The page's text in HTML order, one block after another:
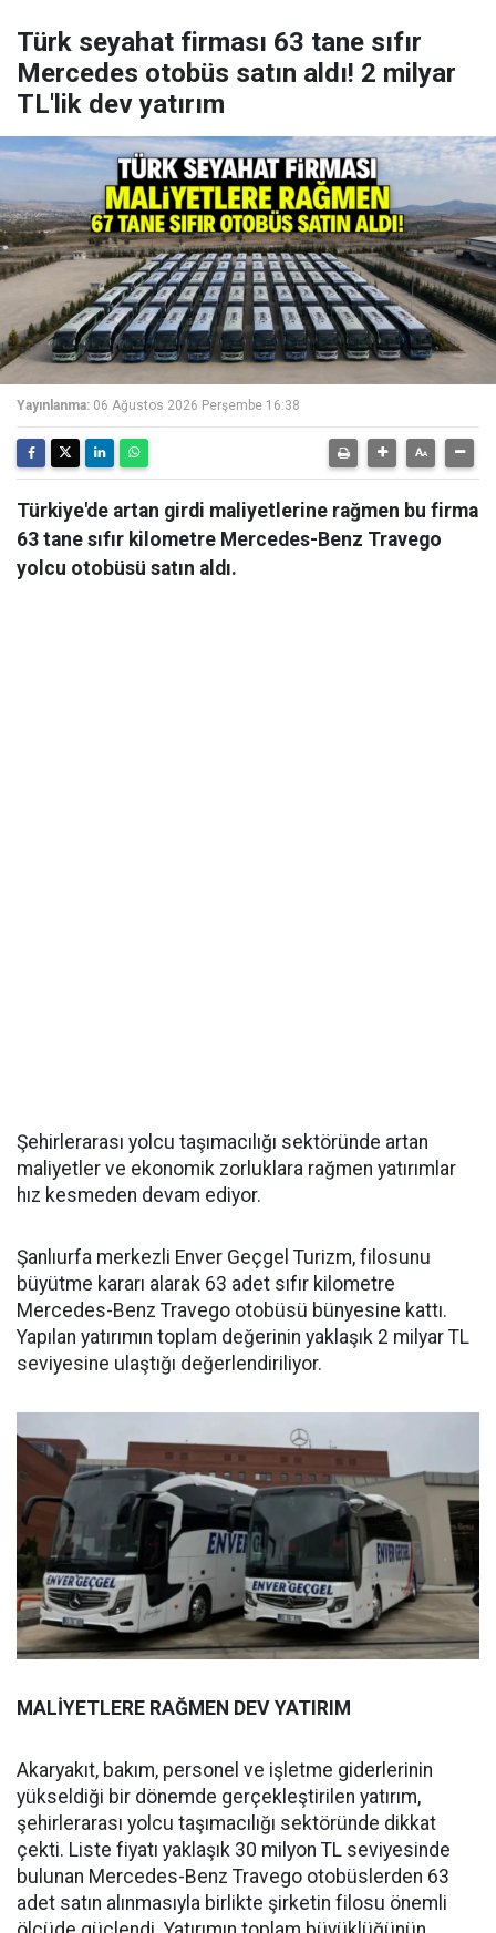
Türk seyahat firması 63 tane sıfır
Mercedes otobüs satın aldı! 2 milyar
TL'lik dev yatırım
Yayınlanma: 06 Ağustos 2026 Perşembe 16:38
Türkiye'de artan girdi maliyetlerine rağmen bu firma
63 tane sıfır kilometre Mercedes-Benz Travego
yolcu otobüsü satın aldı.
Şehirlerarası yolcu taşımacılığı sektöründe artan
maliyetler ve ekonomik zorluklara rağmen yatırımlar
hız kesmeden devam ediyor.
Şanlıurfa merkezli Enver Geçgel Turizm, filosunu
büyütme kararı alarak 63 adet sıfır kilometre
Mercedes-Benz Travego otobüsü bünyesine kattı.
Yapılan yatırımın toplam değerinin yaklaşık 2 milyar TL
seviyesine ulaştığı değerlendiriliyor.
MALİYETLERE RAĞMEN DEV YATIRIM
Akaryakıt, bakım, personel ve işletme giderlerinin
yükseldiği bir dönemde gerçekleştirilen yatırım,
şehirlerarası yolcu taşımacılığı sektöründe dikkat
çekti. Liste fiyatı yaklaşık 30 milyon TL seviyesinde
bulunan Mercedes-Benz Travego otobüslerden 63
adet satın alınmasıyla birlikte şirketin filosu önemli